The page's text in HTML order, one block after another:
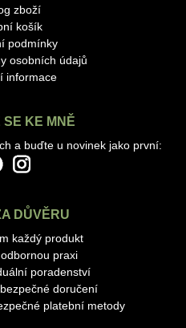
zboží
košík
podmínky
osobních údajů
informace
SE KE MNĚ
a buďte u novinek jako první:
DŮVĚRU
každý produkt
praxi
poradenství
doručení
platební metody